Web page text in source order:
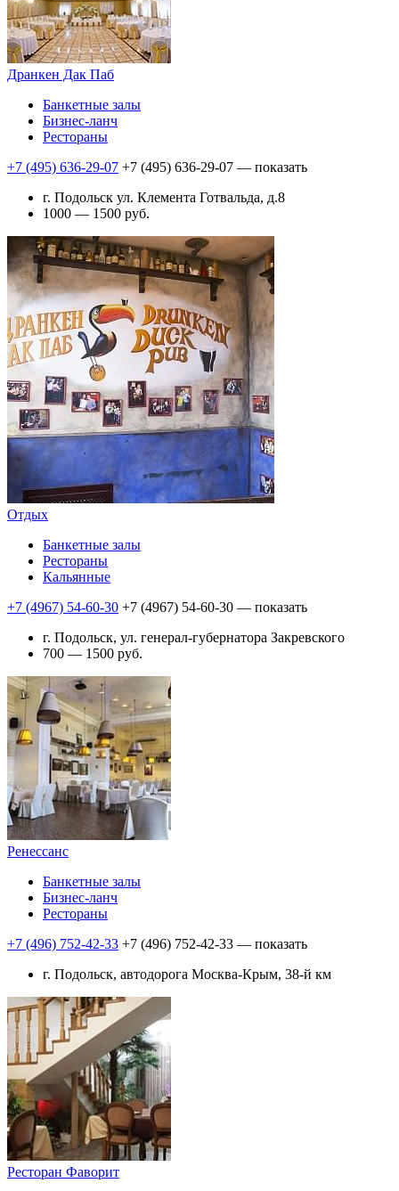
Дранкен Дак Паб
Банкетные залы
Бизнес-ланч
Рестораны
+7 (495) 636-29-07 +7 (495) 636-29-07 — показать
г. Подольск ул. Клемента Готвальда, д.8
1000 — 1500 руб.
Отдых
Банкетные залы
Рестораны
Кальянные
+7 (4967) 54-60-30 +7 (4967) 54-60-30 — показать
г. Подольск, ул. генерал-губернатора Закревского
700 — 1500 руб.
Ренессанс
Банкетные залы
Бизнес-ланч
Рестораны
+7 (496) 752-42-33 +7 (496) 752-42-33 — показать
г. Подольск, автодорога Москва-Крым, 38-й км
Ресторан Фаворит